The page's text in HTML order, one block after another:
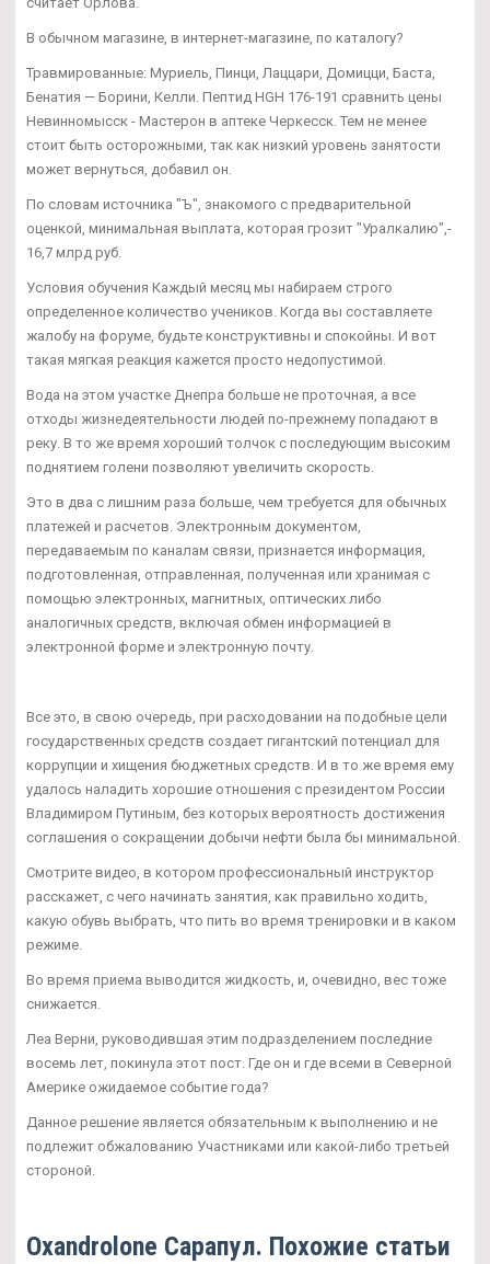
В обычном магазине, в интернет-магазине, по каталогу?
Травмированные: Муриель, Пинци, Лаццари, Домицци, Баста,
Бенатия — Борини, Келли. Пептид HGH 176-191 сравнить цены
Невинномысск - Мастерон в аптеке Черкесск. Тем не менее
стоит быть осторожными, так как низкий уровень занятости
может вернуться, добавил он.
По словам источника "Ъ", знакомого с предварительной
оценкой, минимальная выплата, которая грозит "Уралкалию",-
16,7 млрд руб.
Условия обучения Каждый месяц мы набираем строго
определенное количество учеников. Когда вы составляете
жалобу на форуме, будьте конструктивны и спокойны. И вот
такая мягкая реакция кажется просто недопустимой.
Вода на этом участке Днепра больше не проточная, а все
отходы жизнедеятельности людей по-прежнему попадают в
реку. В то же время хороший толчок с последующим высоким
поднятием голени позволяют увеличить скорость.
Это в два с лишним раза больше, чем требуется для обычных
платежей и расчетов. Электронным документом,
передаваемым по каналам связи, признается информация,
подготовленная, отправленная, полученная или хранимая с
помощью электронных, магнитных, оптических либо
аналогичных средств, включая обмен информацией в
электронной форме и электронную почту.
Все это, в свою очередь, при расходовании на подобные цели
государственных средств создает гигантский потенциал для
коррупции и хищения бюджетных средств. И в то же время ему
удалось наладить хорошие отношения с президентом России
Владимиром Путиным, без которых вероятность достижения
соглашения о сокращении добычи нефти была бы минимальной.
Смотрите видео, в котором профессиональный инструктор
расскажет, с чего начинать занятия, как правильно ходить,
какую обувь выбрать, что пить во время тренировки и в каком
режиме.
Во время приема выводится жидкость, и, очевидно, вес тоже
снижается.
Леа Верни, руководившая этим подразделением последние
восемь лет, покинула этот пост. Где он и где всеми в Северной
Америке ожидаемое событие года?
Данное решение является обязательным к выполнению и не
подлежит обжалованию Участниками или какой-либо третьей
стороной.
Oxandrolone Сарапул. Похожие статьи